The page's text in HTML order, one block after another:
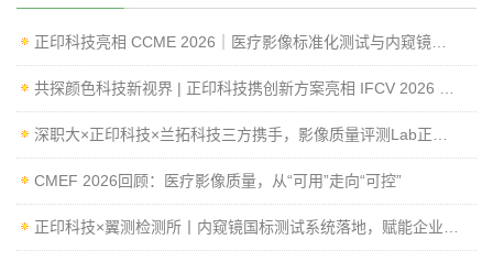
正印科技亮相 CCME 2026｜医疗影像标准化测试与内窥镜成像性能检测方案
共探颜色科技新视界 | 正印科技携创新方案亮相 IFCV 2026 国际工业论坛
深职大×正印科技×兰拓科技三方携手，影像质量评测Lab正式揭牌
CMEF 2026回顾：医疗影像质量，从“可用”走向“可控”
正印科技×翼测检测所丨内窥镜国标测试系统落地，赋能企业高效过检